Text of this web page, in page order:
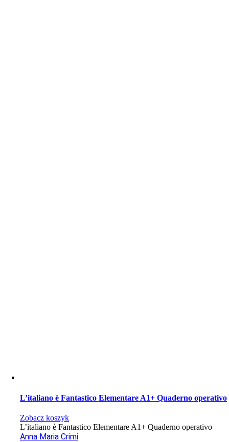
L’italiano è Fantastico Elementare A1+ Quaderno operativo
Zobacz koszyk
L’italiano è Fantastico Elementare A1+ Quaderno operativo
Anna Maria Crimi